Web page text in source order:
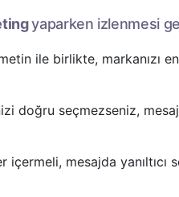
yaparken izlenmesi
ile birlikte, markanızı
doğru seçmezseniz,
içermeli, mesajda